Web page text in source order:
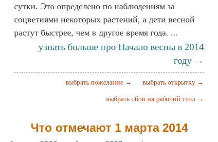
сутки. Это определено по наблюдениям за
соцветиями некоторых растений, а дети весной
растут быстрее, чем в другое время года. ...
узнать больше про Начало весны в 2014
году →
выбрать открытку →
выбрать пожелание →
выбрать обои на рабочий стол →
Что отмечают 1 марта 2014